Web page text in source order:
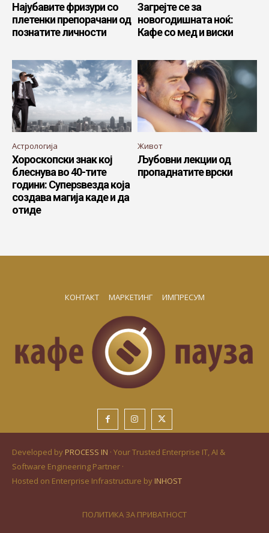
Најубавите фризури со
плетенки препорачани од
познатите личности
Загрејте се за
новогодишната ноќ:
Кафе со мед и виски
Астрологија
Хороскопски знак кој
блеснува во 40-тите
години: Суперѕвезда која
создава магија каде и да
отиде
Живот
Љубовни лекции од
пропаднатите врски
КОНТАКТ МАРКЕТИНГ ИМПРЕСУМ
Developed by PROCESS IN · Your Trusted Enterprise IT, AI &
Software Engineering Partner ·
Hosted on Enterprise Infrastructure by INHOST
ПОЛИТИКА ЗА ПРИВАТНОСТ